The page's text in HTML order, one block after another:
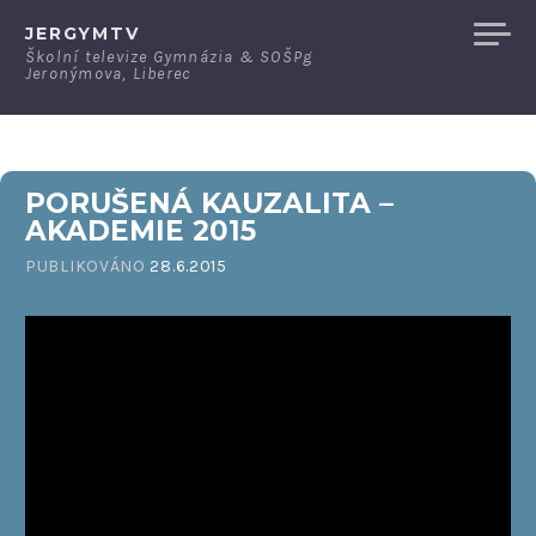
JERGYMTV
Školní televize Gymnázia & SOŠPg
Jeronýmova, Liberec
PORUŠENÁ KAUZALITA –
AKADEMIE 2015
PUBLIKOVÁNO 28.6.2015